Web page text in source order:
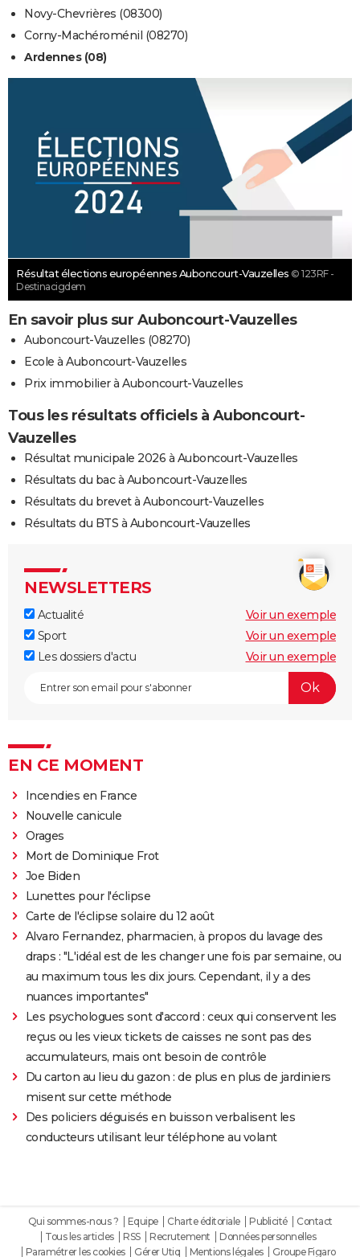
Novy-Chevrières (08300)
Corny-Machéroménil (08270)
Ardennes (08)
Résultat élections européennes Auboncourt-Vauzelles © 123RF -
Destinacigdem
En savoir plus sur Auboncourt-Vauzelles
Auboncourt-Vauzelles (08270)
Ecole à Auboncourt-Vauzelles
Prix immobilier à Auboncourt-Vauzelles
Tous les résultats officiels à Auboncourt-
Vauzelles
Résultat municipale 2026 à Auboncourt-Vauzelles
Résultats du bac à Auboncourt-Vauzelles
Résultats du brevet à Auboncourt-Vauzelles
Résultats du BTS à Auboncourt-Vauzelles
NEWSLETTERS
Actualité
Voir un exemple
Sport
Voir un exemple
Les dossiers d'actu
Voir un exemple
EN CE MOMENT
Incendies en France
Nouvelle canicule
Orages
Mort de Dominique Frot
Joe Biden
Lunettes pour l'éclipse
Carte de l'éclipse solaire du 12 août
Alvaro Fernandez, pharmacien, à propos du lavage des
draps : "L'idéal est de les changer une fois par semaine, ou
au maximum tous les dix jours. Cependant, il y a des
nuances importantes"
Les psychologues sont d'accord : ceux qui conservent les
reçus ou les vieux tickets de caisses ne sont pas des
accumulateurs, mais ont besoin de contrôle
Du carton au lieu du gazon : de plus en plus de jardiniers
misent sur cette méthode
Des policiers déguisés en buisson verbalisent les
conducteurs utilisant leur téléphone au volant
Qui sommes-nous ? Equipe Charte éditoriale Publicité
Contact
Tous les articles
RSS Recrutement
Données personnelles
Paramétrer les cookies
Gérer Utiq Mentions légales Groupe Figaro